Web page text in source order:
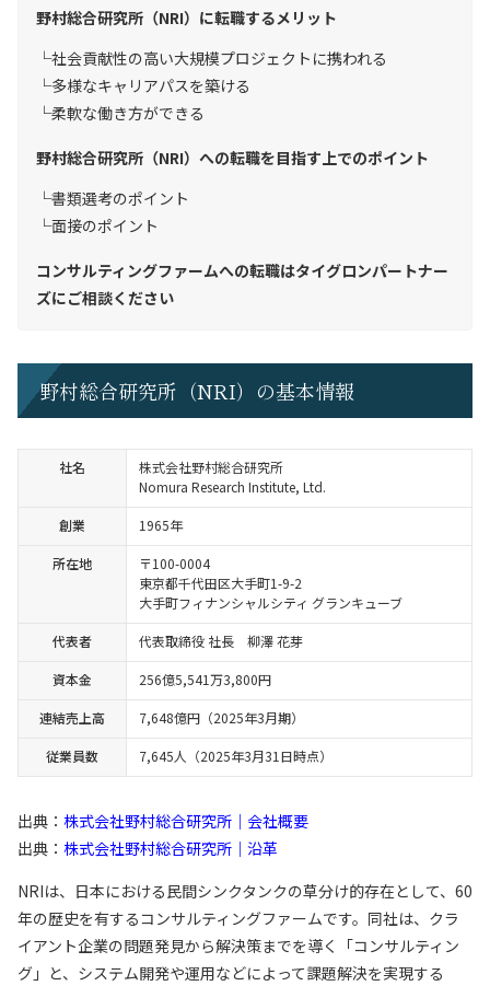
野村総合研究所（NRI）に転職するメリット
社会貢献性の高い大規模プロジェクトに携われる
多様なキャリアパスを築ける
柔軟な働き方ができる
野村総合研究所（NRI）への転職を目指す上でのポイント
書類選考のポイント
面接のポイント
コンサルティングファームへの転職はタイグロンパートナー
ズにご相談ください
野村総合研究所（NRI）の基本情報
社名
株式会社野村総合研究所
Nomura Research Institute, Ltd.
創業 1965年
所在地
〒100-0004
東京都千代田区大手町1-9-2
大手町フィナンシャルシティ グランキューブ
代表者 代表取締役 社長 柳澤 花芽
資本金 256億5,541万3,800円
連結売上高 7,648億円（2025年3月期）
従業員数 7,645人（2025年3月31日時点）
出典： 株式会社野村総合研究所｜会社概要
出典： 株式会社野村総合研究所｜沿革
NRIは、日本における民間シンクタンクの草分け的存在として、60
年の歴史を有するコンサルティングファームです。同社は、クラ
イアント企業の問題発見から解決策までを導く「コンサルティン
グ」と、システム開発や運用などによって課題解決を実現する